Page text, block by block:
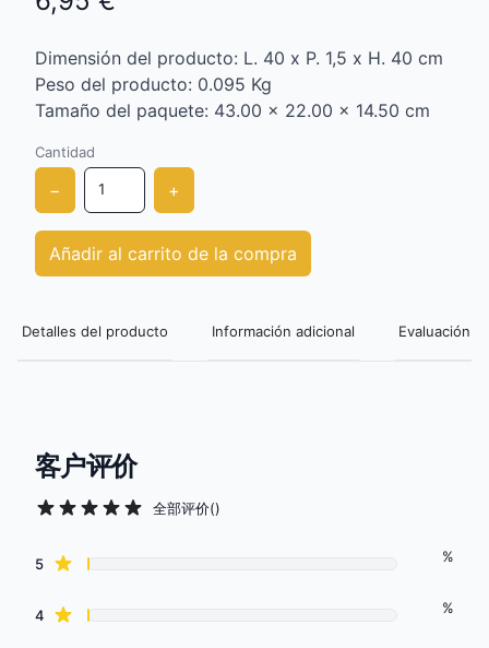
Dimensión del producto: L. 40 x P. 1,5 x H. 40 cm
Peso del producto: 0.095 Kg
Tamaño del paquete: 43.00 x 22.00 x 14.50 cm
Cantidad
− +
Añadir al carrito de la compra
Detalles del producto Información adicional Evaluación
客户评价
全部评价()
Review data
5star reviews %
4 star reviews %